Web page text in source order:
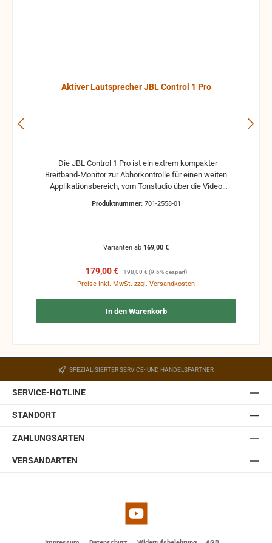
Aktiver Lautsprecher JBL Control 1 Pro
Breitband-Monitor zur Abhörkontrolle für einen weiten
Applikationsbereich, vom Tonstudio über die Video
ist bei der JBL Control 1 mit einer Magnet-Abschirmung
direkter Nähe von Video-Monitoren betrieben werden
kann, ohne unliebsame Bildstörungen zu verursachen.
Das Gehäuse der JBL Control 1 Pro besteht aus
hochverdichtetem Polypropylenschaum, der hohe
Resonanzarmut ermöglicht. Ein umfangreiches Angebot
an optionalem Montagezubehör erlaubt Wandmontage
Der Halter ist mit einem Kugelgelenk ausgestattet,
welches in der Wandplatte des Halters eingebaut ist.
Somit lässt sich die JBL Control 1 Pro auch ohne optionale
Zubehörteile einfach und schnell installieren. Sie ist
Produktnummer: 701-2558-01
Varianten ab 169,00 €
Verkaufspreis:
179,00 € Regulärer Preis:
198,00 € (9.6% gespart)
Preise inkl. MwSt. zzgl. Versandkosten
In den Warenkorb
SPEZIALISIERTER SERVICE- UND HANDELSPARTNER
SERVICE-HOTLINE
STANDORT
ZAHLUNGSARTEN
VERSANDARTEN
YouTube